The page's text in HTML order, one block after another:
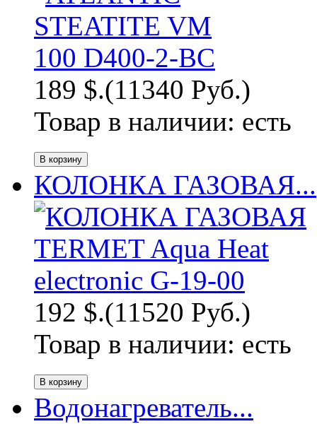
189 $.(11340 Руб.)
Товар в наличии: есть
КОЛОНКА ГАЗОВАЯ...
192 $.(11520 Руб.)
Товар в наличии: есть
Водонагреватель...